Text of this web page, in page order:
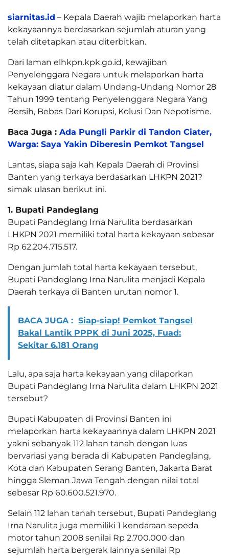
siarnitas.id – Kepala Daerah wajib melaporkan harta
kekayaannya berdasarkan sejumlah aturan yang
telah ditetapkan atau diterbitkan.
Dari laman elhkpn.kpk.go.id, kewajiban
Penyelenggara Negara untuk melaporkan harta
kekayaan diatur dalam Undang-Undang Nomor 28
Tahun 1999 tentang Penyelenggara Negara Yang
Bersih, Bebas Dari Korupsi, Kolusi Dan Nepotisme.
Baca Juga : Ada Pungli Parkir di Tandon Ciater,
Warga: Saya Yakin Diberesin Pemkot Tangsel
Lantas, siapa saja kah Kepala Daerah di Provinsi
Banten yang terkaya berdasarkan LHKPN 2021?
simak ulasan berikut ini.
1. Bupati Pandeglang
Bupati Pandeglang Irna Narulita berdasarkan
LHKPN 2021 memiliki total harta kekayaan sebesar
Rp 62.204.715.517.
Dengan jumlah total harta kekayaan tersebut,
Bupati Pandeglang Irna Narulita menjadi Kepala
Daerah terkaya di Banten urutan nomor 1.
BACA JUGA : Siap-siap! Pemkot Tangsel
Bakal Lantik PPPK di Juni 2025, Fuad:
Sekitar 6.181 Orang
Lalu, apa saja harta kekayaan yang dilaporkan
Bupati Pandeglang Irna Narulita dalam LHKPN 2021
tersebut?
Bupati Kabupaten di Provinsi Banten ini
melaporkan harta kekayaannya dalam LHKPN 2021
yakni sebanyak 112 lahan tanah dengan luas
bervariasi yang berada di Kabupaten Pandeglang,
Kota dan Kabupaten Serang Banten, Jakarta Barat
hingga Sleman Jawa Tengah dengan nilai total
sebesar Rp 60.600.521.970.
Selain 112 lahan tanah tersebut, Bupati Pandeglang
Irna Narulita juga memiliki 1 kendaraan sepeda
motor tahun 2008 senilai Rp 2.700.000 dan
sejumlah harta bergerak lainnya senilai Rp